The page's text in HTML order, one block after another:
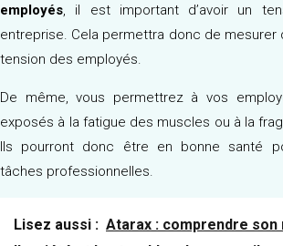
employés, il est important d’avoir un
entreprise. Cela permettra donc de mesurer
tension des employés.
De même, vous permettrez à vos
exposés à la fatigue des muscles ou à la
Ils pourront donc être en bonne santé
tâches professionnelles.
Lisez aussi : Atarax : comprendre